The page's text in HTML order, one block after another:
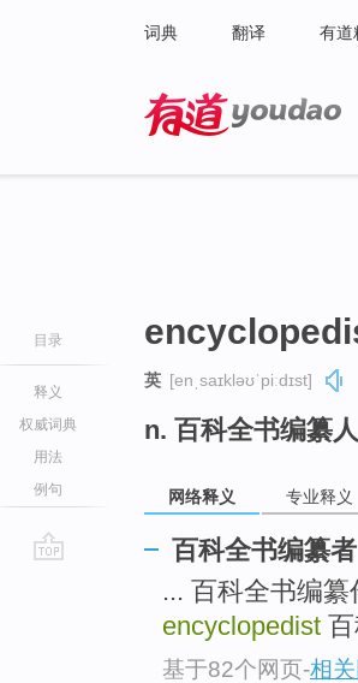
词典 翻译 有道
目录
释义
权威词典
用法
例句
英 [enˌsaɪkləʊˈpiːdɪst]
n. 百科全书编纂人
网络释义 专业释义
百科全书编纂者
... 百科全书编
encyclopedist
基于82个网页-相